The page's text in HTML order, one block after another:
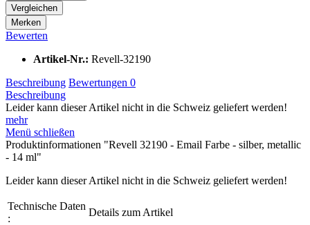
Vergleichen
Merken
Bewerten
Artikel-Nr.: Revell-32190
Beschreibung Bewertungen 0
Beschreibung
Leider kann dieser Artikel nicht in die Schweiz geliefert werden!
mehr
Menü schließen
Produktinformationen "Revell 32190 - Email Farbe - silber, metallic
- 14 ml"
Leider kann dieser Artikel nicht in die Schweiz geliefert werden!
Technische Daten
:
Details zum Artikel